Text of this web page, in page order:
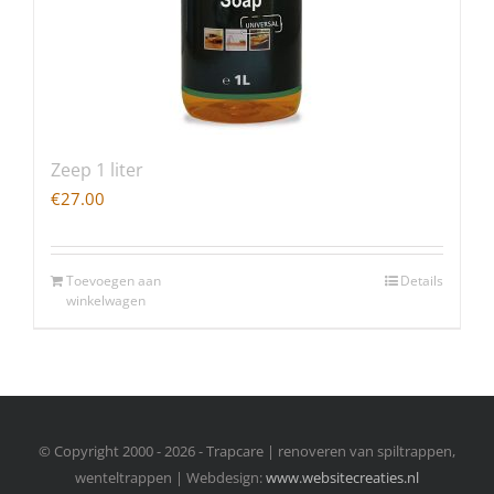
Zeep 1 liter
€27.00
Toevoegen aan
winkelwagen
Details
© Copyright 2000 -2026 - Trapcare | renoveren van spiltrappen,
wenteltrappen | Webdesign:www.websitecreaties.nl